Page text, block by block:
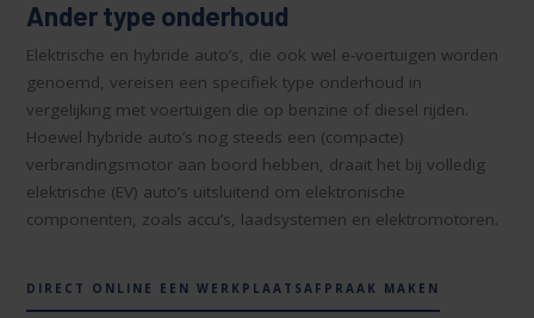
Ander type onderhoud
Elektrische en hybride auto’s, die ook wel e-voertuigen worden
genoemd, vereisen een specifiek type onderhoud in
vergelijking met voertuigen die op benzine of diesel rijden.
Hoewel hybride auto’s nog steeds een (compacte)
verbrandingsmotor aan boord hebben, draait het bij volledig
elektrische (EV) auto’s uitsluitend om elektronische
componenten, zoals accu’s, laadsystemen en elektromotoren.
DIRECT ONLINE EEN WERKPLAATSAFPRAAK MAKEN